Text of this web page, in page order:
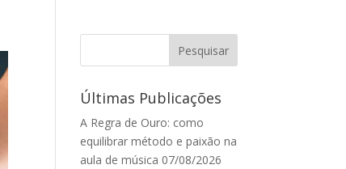
Últimas Publicações
A Regra de Ouro: como
equilibrar método e paixão na
aula de música 07/08/2026